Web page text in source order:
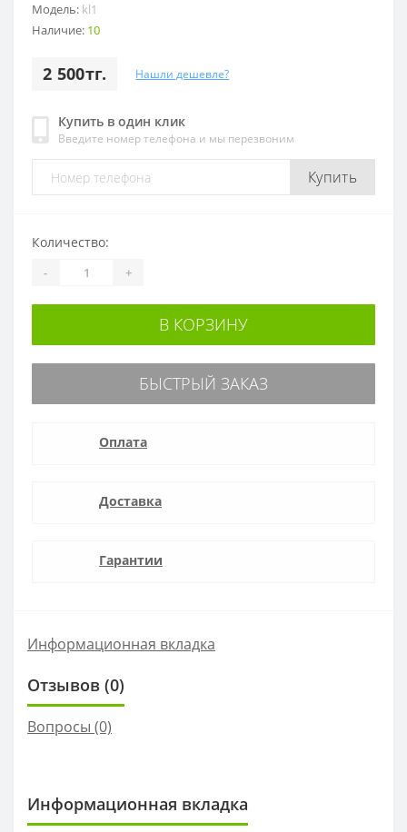
Модель: kl1
Наличие: 10
2 500тг. Нашли дешевле?
Купить в один клик
Введите номер телефона и мы перезвоним
Купить
Количество:
- +
В КОРЗИНУ
БЫСТРЫЙ ЗАКАЗ
Оплата
Доставка
Гарантии
Информационная вкладка
Отзывов (0)
Вопросы (0)
Информационная вкладка